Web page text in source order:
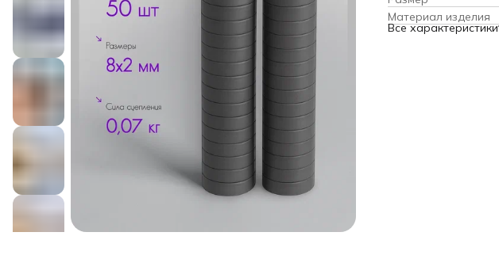
Материал изделия
Все характеристики